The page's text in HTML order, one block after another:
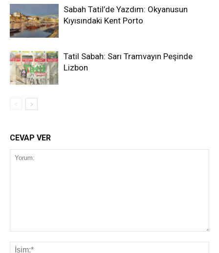
Sabah Tatil’de Yazdım: Okyanusun
Kıyısındaki Kent Porto
Tatil Sabah: Sarı Tramvayın Peşinde
Lizbon
CEVAP VER